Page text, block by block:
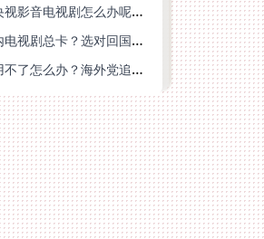
在国外看不了央视影音电视剧怎么办呢？海外党亲测有效的回国加速方案
海外华人看国内电视剧总卡？选对回国加速器，还能解决菲律宾打不开反诈中心的问题
探花在比利时用不了怎么办？海外党追剧办事全攻略，选对加速器就够了